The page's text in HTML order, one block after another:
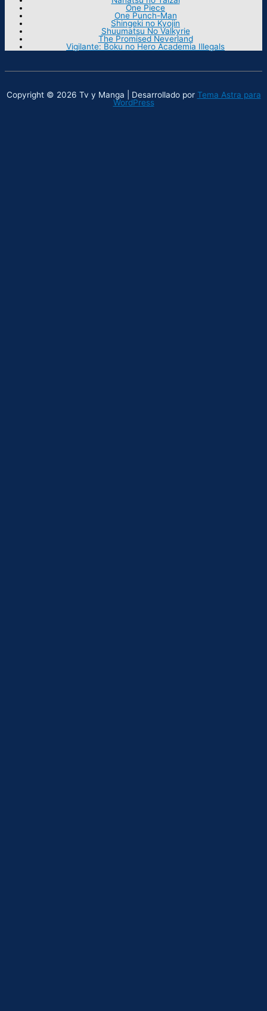
One Piece
One Punch-Man
Shingeki no Kyojin
Shuumatsu No Valkyrie
The Promised Neverland
Vigilante: Boku no Hero Academia Illegals
Copyright © 2026 Tv y Manga | Desarrollado por Tema Astra para
WordPress